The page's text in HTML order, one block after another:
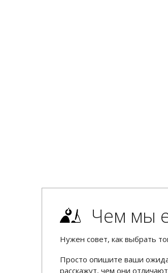
Чем мы
Нужен совет, как выбрать
Просто опишите ваши
расскажут, чем они